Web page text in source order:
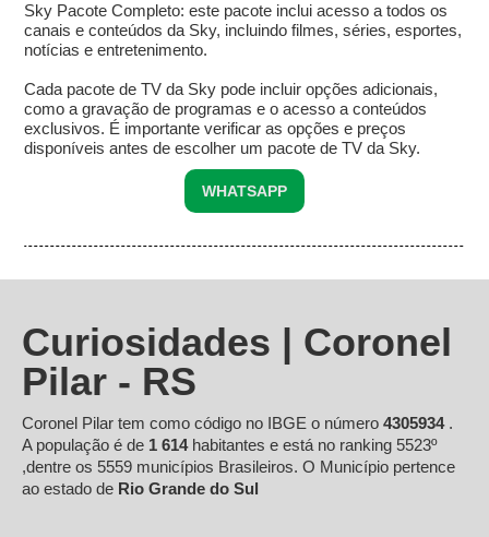
Sky Pacote Completo: este pacote inclui acesso a todos os
canais e conteúdos da Sky, incluindo filmes, séries, esportes,
notícias e entretenimento.
Cada pacote de TV da Sky pode incluir opções adicionais,
como a gravação de programas e o acesso a conteúdos
exclusivos. É importante verificar as opções e preços
disponíveis antes de escolher um pacote de TV da Sky.
WHATSAPP
Curiosidades | Coronel
Pilar - RS
Coronel Pilar tem como código no IBGE o número 4305934 .
A população é de 1 614 habitantes e está no ranking 5523º
,dentre os 5559 municípios Brasileiros. O Município pertence
ao estado de Rio Grande do Sul